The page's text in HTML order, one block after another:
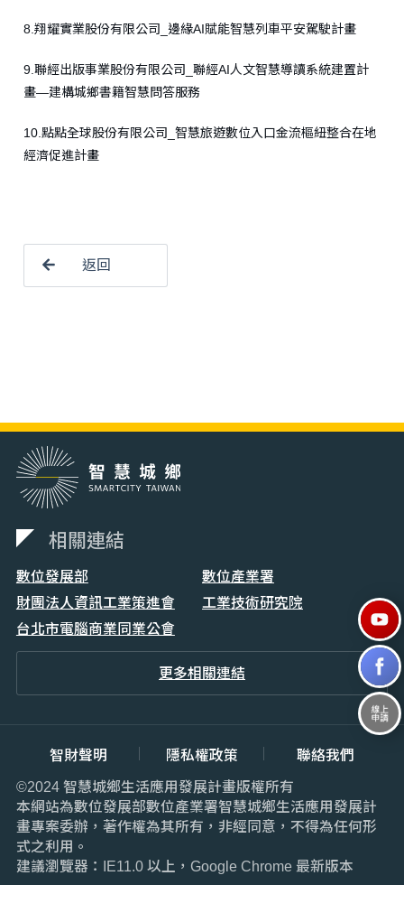
8.翔耀實業股份有限公司_邊緣AI賦能智慧列車平安駕駛計畫
9.聯經出版事業股份有限公司_聯經AI人文智慧導讀系統建置計
畫—建構城鄉書籍智慧問答服務
10.點點全球股份有限公司_智慧旅遊數位入口金流樞紐整合在地
經濟促進計畫
返回
相關連結
數位發展部
數位產業署
財團法人資訊工業策進會
工業技術研究院
台北市電腦商業同業公會
更多相關連結
智財聲明 隱私權政策 聯絡我們
©2024 智慧城鄉生活應用發展計畫版權所有
本網站為數位發展部數位產業署智慧城鄉生活應用發展計
畫專案委辦，著作權為其所有，非經同意，不得為任何形
式之利用。
建議瀏覽器：IE11.0 以上，Google Chrome 最新版本